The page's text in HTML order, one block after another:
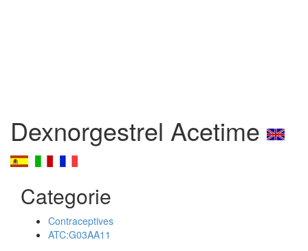
Dexnorgestrel Acetime
Categorie
Contraceptives
ATC:G03AA11